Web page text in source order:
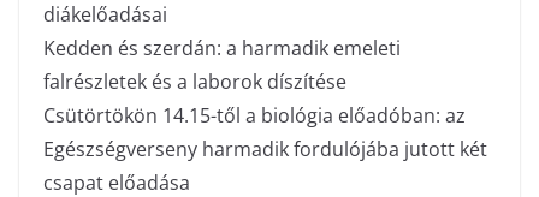
diákelőadásai
Kedden és szerdán: a harmadik emeleti
falrészletek és a laborok díszítése
Csütörtökön 14.15-től a biológia előadóban: az
Egészségverseny harmadik fordulójába jutott két
csapat előadása